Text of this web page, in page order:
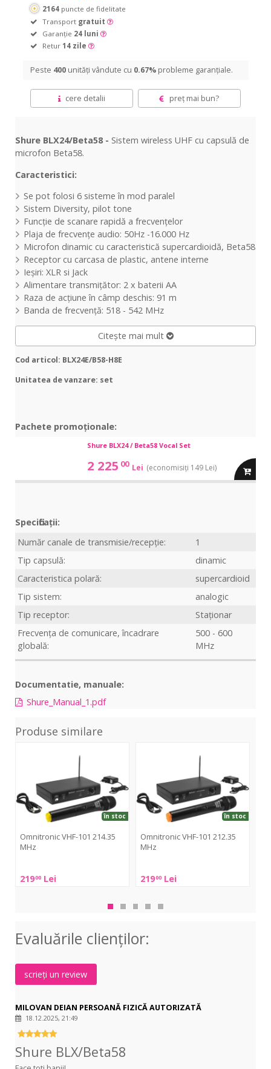
2164 puncte de fidelitate
Transport gratuit
Garanție 24 luni
Retur 14 zile
Peste 400 unități vândute cu 0.67% probleme garanțiale.
cere detalii preț mai bun?
Shure BLX24/Beta58 - Sistem wireless UHF cu capsulă de
microfon Beta58.
Caracteristici:
Se pot folosi 6 sisteme în mod paralel
Sistem Diversity, pilot tone
Funcție de scanare rapidă a frecvențelor
Plaja de frecvențe audio: 50Hz -16.000 Hz
Microfon dinamic cu caracteristică supercardioidă, Beta58
Receptor cu carcasa de plastic, antene interne
Ieșiri: XLR si Jack
Alimentare transmițător: 2 x baterii AA
Raza de acțiune în câmp deschis: 91 m
Banda de frecvență: 518 - 542 MHz
Citește mai mult
Cod articol: BLX24E/B58-H8E
Unitatea de vanzare: set
Pachete promoționale:
Vocal
Shure BLX24 / Beta58 Vocal Set
2 225 00 Lei (economisiți 149 Lei) adauga
Specificații:
Număr canale de transmisie/recepție:
1
Tip capsulă:
dinamic
Caracteristica polară:
supercardioid
Tip sistem:
analogic
Tip receptor:
Staționar
Frecvența de comunicare, încadrare
globală:
500 - 600
MHz
Documentatie, manuale:
Shure_Manual_1.pdf
Produse similare
Omnitronic VHF-101 214.35
MHz
21900 Lei
în stoc
VHF-
Omnitronic VHF-101 212.35
MHz
21900 Lei
în stoc
VHF-
212.35
Evaluările clienţilor:
scrieți un review
MILOVAN DEIAN PERSOANĂ FIZICĂ AUTORIZATĂ
18.12.2025, 21:49
Shure BLX/Beta58